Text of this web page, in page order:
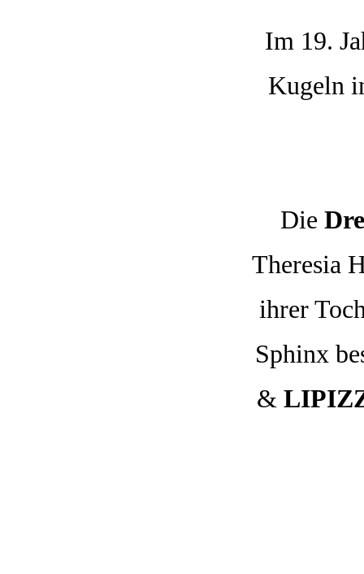
Im 19.
Kugeln
Die
Theresia
ihrer
Sphinx
&